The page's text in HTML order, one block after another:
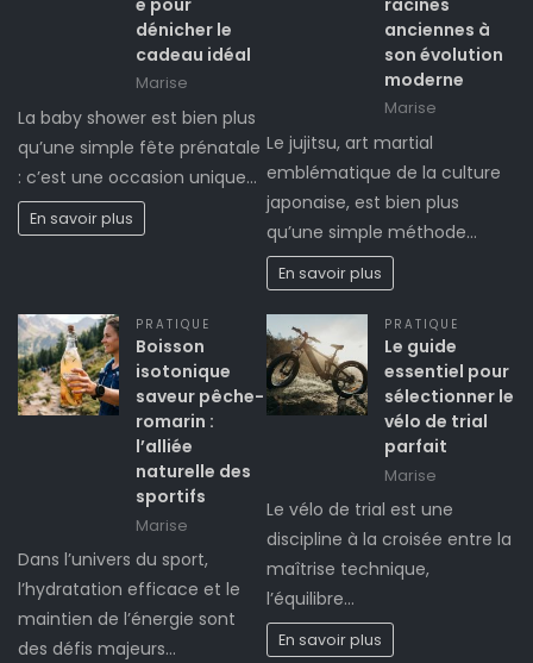
dénicher le
cadeau idéal
Marise
La baby shower est bien plus
qu’une simple fête prénatale
: c’est une occasion unique…
En savoir plus
anciennes à
son évolution
moderne
Marise
Le jujitsu, art martial
emblématique de la culture
japonaise, est bien plus
qu’une simple méthode…
En savoir plus
PRATIQUE
Boisson
isotonique
saveur pêche-
romarin :
l’alliée
naturelle des
sportifs
Marise
Dans l’univers du sport,
l’hydratation efficace et le
maintien de l’énergie sont
des défis majeurs…
PRATIQUE
Le guide
essentiel pour
sélectionner le
vélo de trial
parfait
Marise
Le vélo de trial est une
discipline à la croisée entre la
maîtrise technique,
l’équilibre…
En savoir plus